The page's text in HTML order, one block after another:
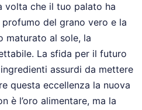
volta che il tuo palato ha
del grano vero e la
maturato al sole, la
La sfida per il futuro
assurdi da mettere
questa eccellenza la nuova
è l’oro alimentare, ma la